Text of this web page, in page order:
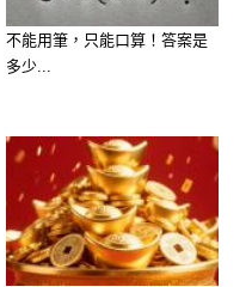
特別在意。別人
的人時，巨蟹往
出陰影。即使多
只要回想起當初
不能用筆，只能口算！答案是
多少...